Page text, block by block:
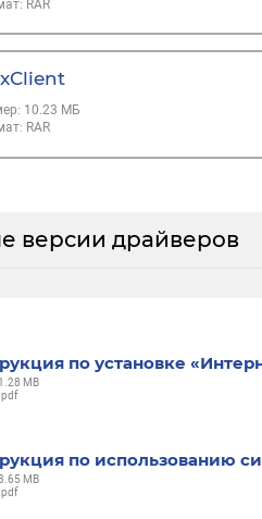
RAR
10.23 МБ
RAR
версии драйверов
по установке
MB
по использованию
MB